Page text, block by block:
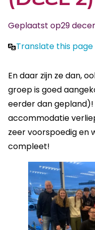
Geplaatst op29
Translate this page
En daar zijn ze dan,
groep is goed
eerder dan gepland)!
accommodatie
zeer voorspoedig en
compleet!